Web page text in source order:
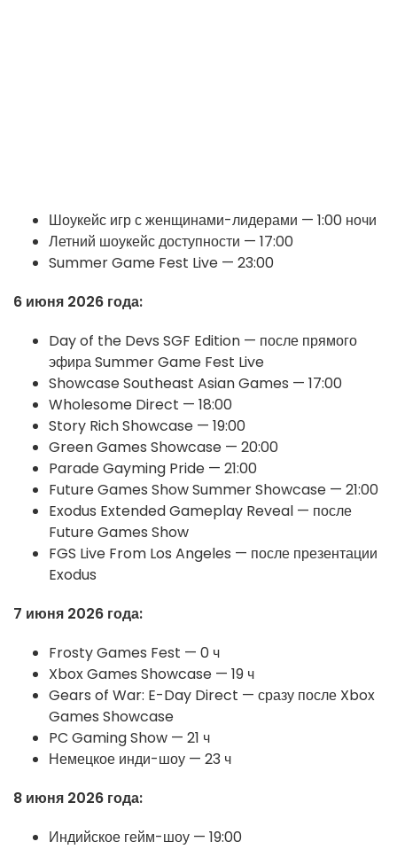
Шоукейс игр с женщинами-лидерами — 1:00 ночи
Летний шоукейс доступности — 17:00
Summer Game Fest Live — 23:00
6 июня 2026 года:
Day of the Devs SGF Edition — после прямого
эфира Summer Game Fest Live
Showcase Southeast Asian Games — 17:00
Wholesome Direct — 18:00
Story Rich Showcase — 19:00
Green Games Showcase — 20:00
Parade Gayming Pride — 21:00
Future Games Show Summer Showcase — 21:00
Exodus Extended Gameplay Reveal — после
Future Games Show
FGS Live From Los Angeles — после презентации
Exodus
7 июня 2026 года:
Frosty Games Fest — 0 ч
Xbox Games Showcase — 19 ч
Gears of War: E-Day Direct — сразу после Xbox
Games Showcase
PC Gaming Show — 21 ч
Немецкое инди-шоу — 23 ч
8 июня 2026 года:
Индийское гейм-шоу — 19:00